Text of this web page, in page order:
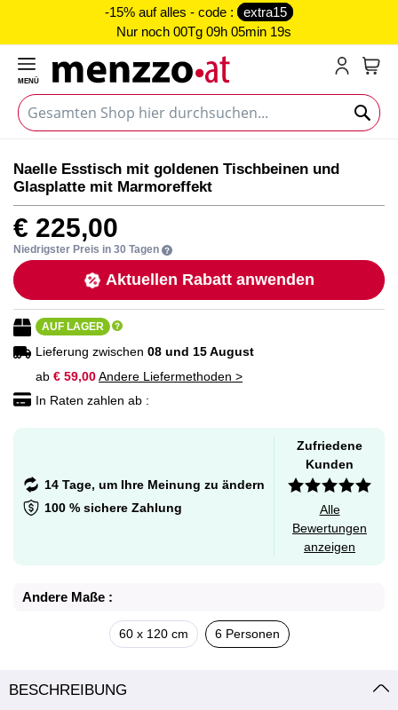
-15% auf alles - code :
extra15
Nur noch 00Tg 09h 05min 19s
MENÜ
Ende
der
Bildgalerie
springen
Anfang
der
Bildgalerie
springen
Naelle Esstisch mit goldenen Tischbeinen und
Glasplatte mit Marmoreffekt
€ 225,00
Niedrigster Preis in 30 Tagen
Aktuellen Rabatt anwenden
AUF LAGER
Lieferung zwischen 08 und 15 August
ab € 59,00Andere Liefermethoden >
In Raten zahlen ab :
14 Tage, um Ihre Meinung zu ändern
100 % sichere Zahlung
Zufriedene
Kunden
Alle
Bewertungen
anzeigen
Andere Maße :
60 x 120 cm 6 Personen
BESCHREIBUNG